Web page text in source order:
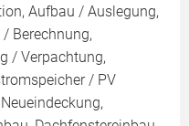
Aufbau / Auslegung,
Berechnung,
/ Verpachtung,
/ PV